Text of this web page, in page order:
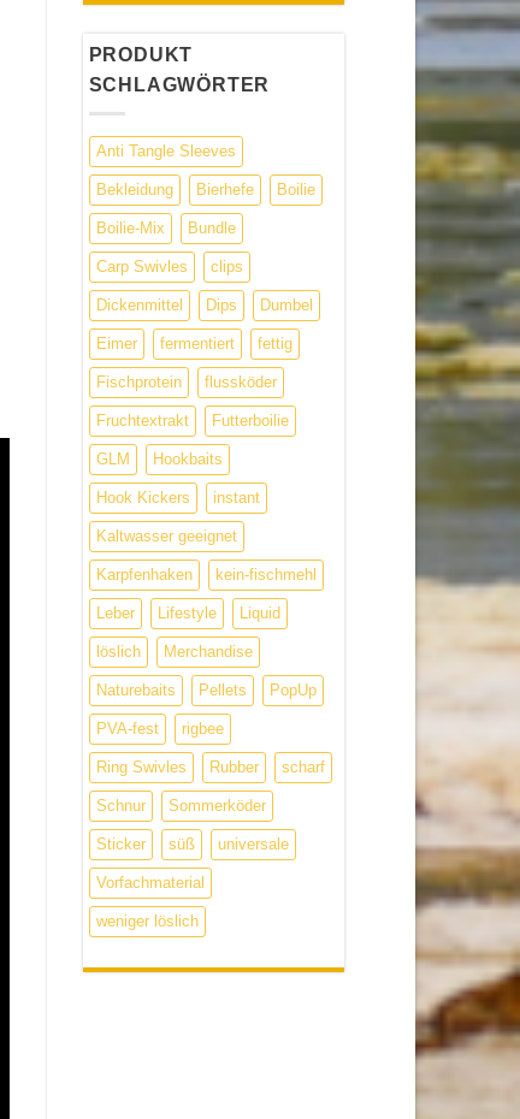
PRODUKT
SCHLAGWÖRTER
Anti Tangle Sleeves
Bekleidung Bierhefe Boilie
Boilie-Mix Bundle
Carp Swivles clips
Dickenmittel Dips Dumbel
Eimer fermentiert fettig
Fischprotein flussköder
Fruchtextrakt Futterboilie
GLM Hookbaits
Hook Kickers instant
Kaltwasser geeignet
Karpfenhaken kein-fischmehl
Leber Lifestyle Liquid
löslich Merchandise
Naturebaits Pellets PopUp
PVA-fest rigbee
Ring Swivles Rubber scharf
Schnur Sommerköder
Sticker süß universale
Vorfachmaterial
weniger löslich